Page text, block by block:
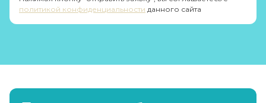
политикой конфиденциальности данного сайта